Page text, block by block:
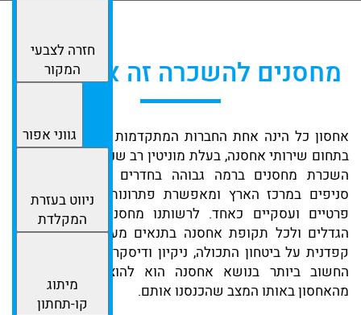
חזרה לצבעי
המקור
גווני אפור
ניווט בעזרת
המקלדת
מיתוג
קו-תחתון
מחסנים להשכרה זה אחסון כל
אחסון כל הינה אחת החברות המתקדמות והמובילות בעולם
בתחום שירותי אחסנה, בעלת מוניטין רב שנים. החברה מציעה
השכרת מחסנים ברמה גבוהה בחדרים פרטיים בשלושה
סניפים במרכז הארץ ומאפשרת פתרונות אחסון ללקוחות
פרטיים ועסקיים כאחד. לרשותנו מחסנים להשכרה בכל
הגדלים ולכל תקופת אחסנה בתנאים מעולים, תוך שמירה
קפדנית על ביטחון התכולה, ניקיון ודיסקרטיות מלאה .הדבר
החשוב ביותר בנושא אחסנה הוא להוציא את החפצים
מהאחסון באותו המצב שהכנסנו אותם.